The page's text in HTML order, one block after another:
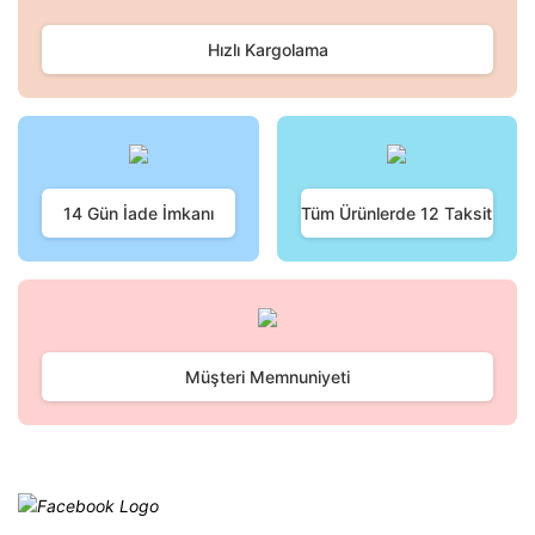
Yorum Yaz
Ürün resmi kalitesiz, bozuk veya görüntülenemiyor.
Bu ürüne benzer farklı alternatifler olmalı.
Gönder
Hızlı Kargolama
14 Gün İade İmkanı Tüm Ürünlerde 12 Taksit
Müşteri Memnuniyeti